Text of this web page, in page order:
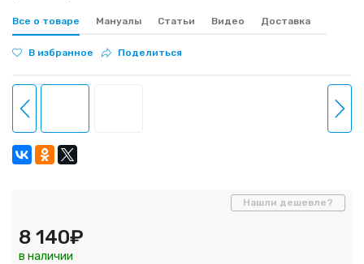
Все о товаре Мануалы Статьи Видео Доставка
В избранное Поделиться
8 140₽
в наличии
Нашли дешевле?